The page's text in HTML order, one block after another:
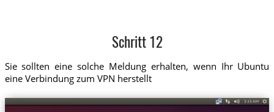
Schritt 12
Sie sollten eine solche Meldung erhalten, wenn Ihr Ubuntu
eine Verbindung zum VPN herstellt